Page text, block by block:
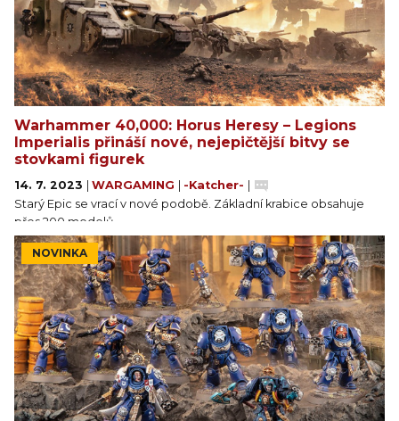
Warhammer 40,000: Horus Heresy – Legions
Imperialis přináší nové, nejepičtější bitvy se
stovkami figurek
14. 7. 2023 WARGAMING -Katcher-
Starý Epic se vrací v nové podobě. Základní krabice obsahuje
přes 200 modelů.
NOVINKA